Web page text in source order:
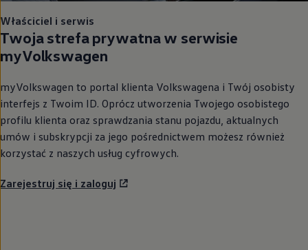
Właściciel i serwis
Twoja strefa prywatna w serwisie
myVolkswagen
myVolkswagen to portal klienta Volkswagena i Twój osobisty
interfejs z Twoim ID. Oprócz utworzenia Twojego osobistego
profilu klienta oraz sprawdzania stanu pojazdu, aktualnych
umów i subskrypcji za jego pośrednictwem możesz również
korzystać z naszych usług cyfrowych.
Zarejestruj się i zaloguj